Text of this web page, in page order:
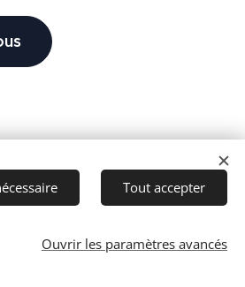
Tout accepter
Ouvrir les paramètres avancés